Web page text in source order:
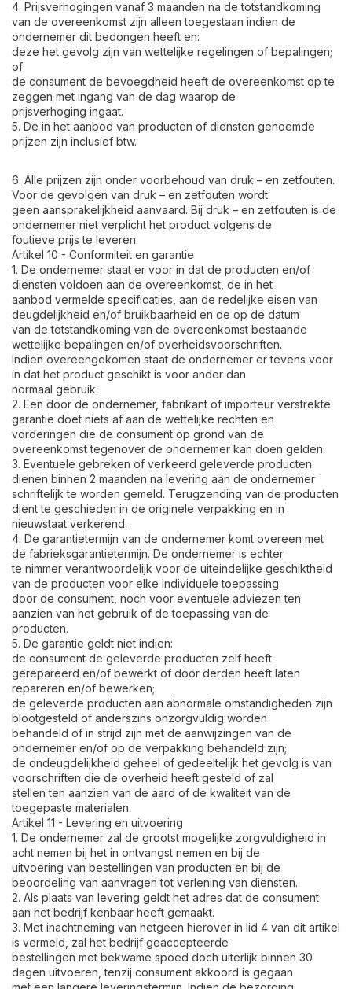
4. Prijsverhogingen vanaf 3 maanden na de totstandkoming
van de overeenkomst zijn alleen toegestaan indien de
ondernemer dit bedongen heeft en:
deze het gevolg zijn van wettelijke regelingen of bepalingen;
of
de consument de bevoegdheid heeft de overeenkomst op te
zeggen met ingang van de dag waarop de
prijsverhoging ingaat.
5. De in het aanbod van producten of diensten genoemde
prijzen zijn inclusief btw.
6. Alle prijzen zijn onder voorbehoud van druk – en zetfouten.
Voor de gevolgen van druk – en zetfouten wordt
geen aansprakelijkheid aanvaard. Bij druk – en zetfouten is de
ondernemer niet verplicht het product volgens de
foutieve prijs te leveren.
Artikel 10 - Conformiteit en garantie
1. De ondernemer staat er voor in dat de producten en/of
diensten voldoen aan de overeenkomst, de in het
aanbod vermelde specificaties, aan de redelijke eisen van
deugdelijkheid en/of bruikbaarheid en de op de datum
van de totstandkoming van de overeenkomst bestaande
wettelijke bepalingen en/of overheidsvoorschriften.
Indien overeengekomen staat de ondernemer er tevens voor
in dat het product geschikt is voor ander dan
normaal gebruik.
2. Een door de ondernemer, fabrikant of importeur verstrekte
garantie doet niets af aan de wettelijke rechten en
vorderingen die de consument op grond van de
overeenkomst tegenover de ondernemer kan doen gelden.
3. Eventuele gebreken of verkeerd geleverde producten
dienen binnen 2 maanden na levering aan de ondernemer
schriftelijk te worden gemeld. Terugzending van de producten
dient te geschieden in de originele verpakking en in
nieuwstaat verkerend.
4. De garantietermijn van de ondernemer komt overeen met
de fabrieksgarantietermijn. De ondernemer is echter
te nimmer verantwoordelijk voor de uiteindelijke geschiktheid
van de producten voor elke individuele toepassing
door de consument, noch voor eventuele adviezen ten
aanzien van het gebruik of de toepassing van de
producten.
5. De garantie geldt niet indien:
de consument de geleverde producten zelf heeft
gerepareerd en/of bewerkt of door derden heeft laten
repareren en/of bewerken;
de geleverde producten aan abnormale omstandigheden zijn
blootgesteld of anderszins onzorgvuldig worden
behandeld of in strijd zijn met de aanwijzingen van de
ondernemer en/of op de verpakking behandeld zijn;
de ondeugdelijkheid geheel of gedeeltelijk het gevolg is van
voorschriften die de overheid heeft gesteld of zal
stellen ten aanzien van de aard of de kwaliteit van de
toegepaste materialen.
Artikel 11 - Levering en uitvoering
1. De ondernemer zal de grootst mogelijke zorgvuldigheid in
acht nemen bij het in ontvangst nemen en bij de
uitvoering van bestellingen van producten en bij de
beoordeling van aanvragen tot verlening van diensten.
2. Als plaats van levering geldt het adres dat de consument
aan het bedrijf kenbaar heeft gemaakt.
3. Met inachtneming van hetgeen hierover in lid 4 van dit artikel
is vermeld, zal het bedrijf geaccepteerde
bestellingen met bekwame spoed doch uiterlijk binnen 30
dagen uitvoeren, tenzij consument akkoord is gegaan